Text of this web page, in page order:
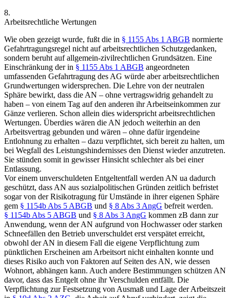
8.
Arbeitsrechtliche Wertungen
Wie oben gezeigt wurde, fußt die in § 1155 Abs 1 ABGB normierte
Gefahrtragungsregel nicht auf arbeitsrechtlichen Schutzgedanken,
sondern beruht auf allgemein-zivilrechtlichen Grundsätzen. Eine
Einschränkung der in § 1155 Abs 1 ABGB angeordneten
umfassenden Gefahrtragung des AG würde aber arbeitsrechtlichen
Grundwertungen widersprechen. Die Lehre von der neutralen
Sphäre bewirkt, dass die AN – ohne vertragswidrig gehandelt zu
haben – von einem Tag auf den anderen ihr Arbeitseinkommen zur
Gänze verlieren. Schon allein dies widerspricht arbeitsrechtlichen
Wertungen. Überdies wären die AN jedoch weiterhin an den
Arbeitsvertrag gebunden und wären – ohne dafür irgendeine
Entlohnung zu erhalten – dazu verpflichtet, sich bereit zu halten, um
bei Wegfall des Leistungshindernisses den Dienst wieder anzutreten.
Sie stünden somit in gewisser Hinsicht schlechter als bei einer
Entlassung.
Vor einem unverschuldeten Entgeltentfall werden AN ua dadurch
geschützt, dass AN aus sozialpolitischen Gründen zeitlich befristet
sogar von der Risikotragung für Umstände in ihrer eigenen Sphäre
gem § 1154b Abs 5 ABGB und § 8 Abs 3 AngG befreit werden.
§ 1154b Abs 5 ABGB und § 8 Abs 3 AngG kommen zB dann zur
Anwendung, wenn der AN aufgrund von Hochwasser oder starken
Schneefällen den Betrieb unverschuldet erst verspätet erreicht,
obwohl der AN in diesem Fall die eigene Verpflichtung zum
pünktlichen Erscheinen am Arbeitsort nicht einhalten konnte und
dieses Risiko auch von Faktoren auf Seiten des AN, wie dessen
Wohnort, abhängen kann. Auch andere Bestimmungen schützen AN
davor, dass das Entgelt ohne ihr Verschulden entfällt. Die
Verpflichtung zur Festsetzung von Ausmaß und Lage der Arbeitszeit